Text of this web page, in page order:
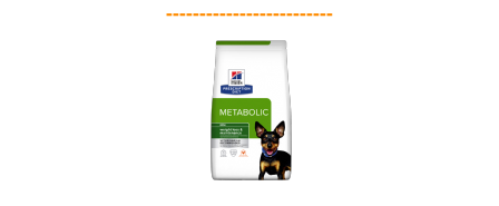
-------------------------